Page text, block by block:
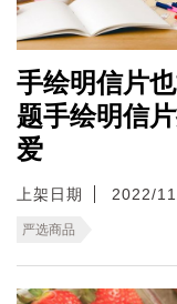
手绘明信片
题手绘明信
爱
上架日期 2022/
严选商品